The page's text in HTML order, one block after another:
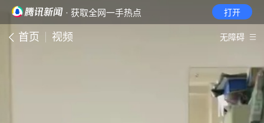
· 获取全网一手热点 打开
首页 视频 无障碍